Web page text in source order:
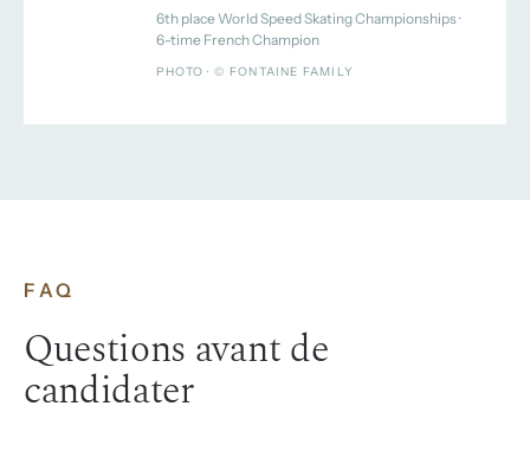
6th place World Speed Skating Championships ·
6-time French Champion
PHOTO · © FONTAINE FAMILY
FAQ
Questions avant de
candidater